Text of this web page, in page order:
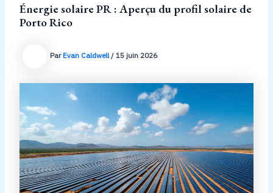
Énergie solaire PR : Aperçu du profil solaire de
Porto Rico
ParEvan Caldwell / 15 juin 2026